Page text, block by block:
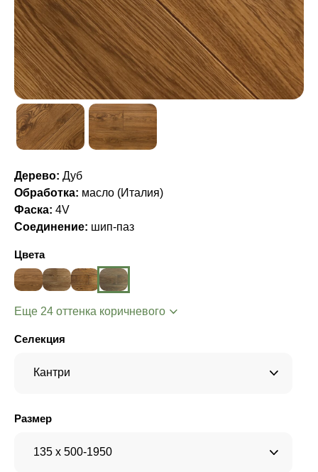
Дерево: Дуб
Обработка: масло (Италия)
Фаска: 4V
Соединение: шип-паз
Цвета
Еще 24 оттенка коричневого
Селекция
Кантри
Размер
135 x 500-1950